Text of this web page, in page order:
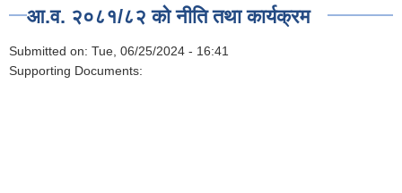
आ.व. २०८१/८२ को नीति तथा कार्यक्रम
Submitted on: Tue, 06/25/2024 - 16:41
Supporting Documents: